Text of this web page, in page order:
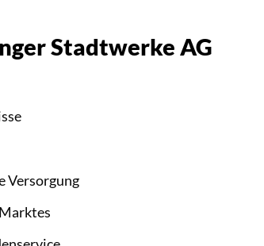
Stadtwerke AG
Versorgung